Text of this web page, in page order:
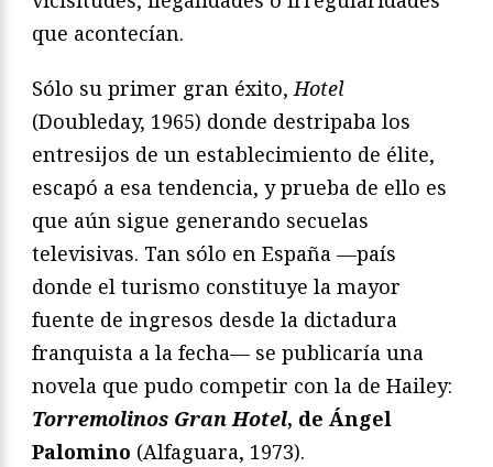
que acontecían.
Sólo su primer gran éxito,Hotel
(Doubleday, 1965) donde destripaba los
entresijos de un establecimiento de élite,
escapó a esa tendencia, y prueba de ello es
que aún sigue generando secuelas
televisivas. Tan sólo en España —país
donde el turismo constituye la mayor
fuente de ingresos desde la dictadura
franquista a la fecha— se publicaría una
novela que pudo competir con la de Hailey:
Torremolinos Gran Hotel, de Ángel
Palomino (Alfaguara, 1973).